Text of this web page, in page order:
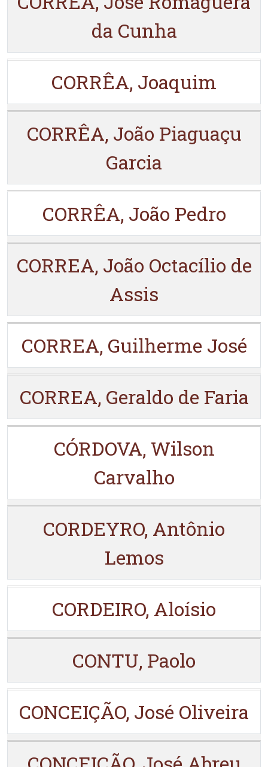
da Cunha
CORRÊA, Joaquim
CORRÊA, João Piaguaçu
Garcia
CORRÊA, João Pedro
CORREA, João Octacílio de
Assis
CORREA, Guilherme José
CORREA, Geraldo de Faria
CÓRDOVA, Wilson
Carvalho
CORDEYRO, Antônio
Lemos
CORDEIRO, Aloísio
CONTU, Paolo
CONCEIÇÃO, José Oliveira